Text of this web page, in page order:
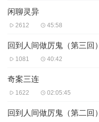
闲聊灵异
2612 45:58
回到人间做厉鬼（第三回）
1081 40:42
奇案三连
1622 02:05:45
回到人间做厉鬼（第二回）